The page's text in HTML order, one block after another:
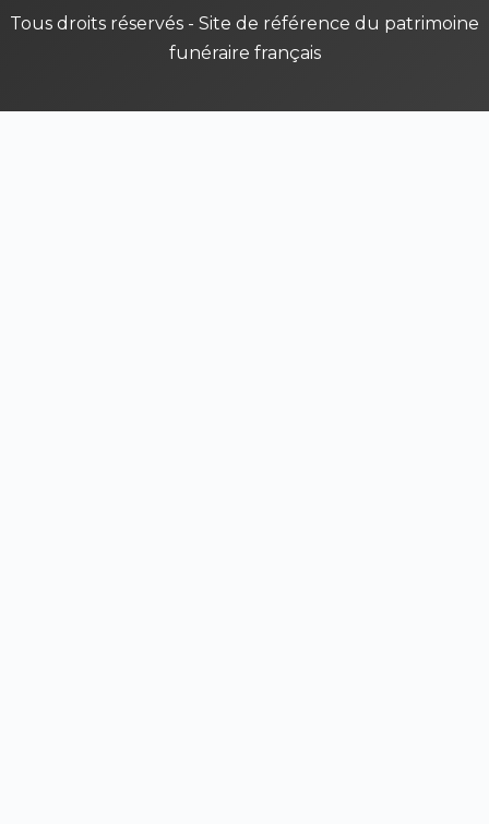
Tous droits réservés - Site de référence du patrimoine
funéraire français